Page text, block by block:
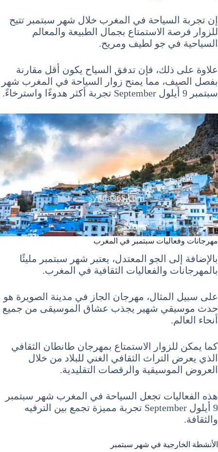
إن تجربة السياحة في المغرب خلال شهر سبتمبر تتيح
للزوار فرصة الاستمتاع بجمال الطبيعة والمعالم
السياحية في جو لطيف ومريح.
علاوة على ذلك، فإن تدفق السياح يكون أقل مقارنة
بفصل الصيف، مما يمنح زوار السياحة في المغرب شهر
سبتمبر 9 أيلول September تجربة أكثر هدوءًا واسترخاءً.
مهرجانات وفعاليات سبتمبر في المغرب
بالإضافة إلى الجو المعتدل، يعتبر شهر سبتمبر مليئًا
بالمهرجانات والفعاليات الثقافية في المغرب.
على سبيل المثال، مهرجان الجاز في مدينة الصويرة هو
حدث موسيقي شهير يجذب عشاق الموسيقى من جميع
أنحاء العالم.
كما يمكن للزوار الاستمتاع بمهرجان طانطان الثقافي
الذي يعرض التراث الثقافي الغني للبلاد من خلال
العروض الموسيقية والرقصات التقليدية.
هذه الفعاليات تجعل السياحة في المغرب شهر سبتمبر
9 أيلول September تجربة مميزة تجمع بين الترفيه
والثقافة.
الأنشطة الخارجية في شهر سبتمبر